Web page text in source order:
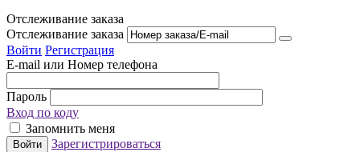
Отслеживание заказа
Отслеживание заказа
Войти Регистрация
E-mail или Номер телефона
Пароль
Вход по коду
Запомнить меня
Войти Зарегистрироваться